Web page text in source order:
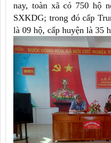
nay, toàn xã có 750 hộ
SXKDG; trong đó cấp
là 09 hộ, cấp huyện là 35